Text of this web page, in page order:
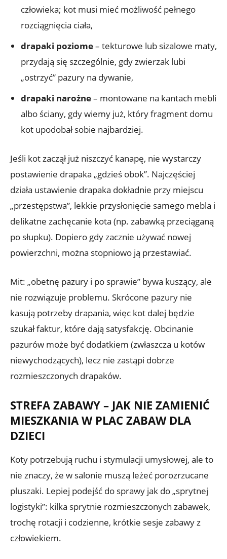
człowieka; kot musi mieć możliwość pełnego
rozciągnięcia ciała,
drapaki poziome– tekturowe lub sizalowe maty,
przydają się szczególnie, gdy zwierzak lubi
„ostrzyć” pazury na dywanie,
drapaki narożne– montowane na kantach mebli
albo ściany, gdy wiemy już, który fragment domu
kot upodobał sobie najbardziej.
Jeśli kot zaczął już niszczyć kanapę, nie wystarczy
postawienie drapaka „gdzieś obok”. Najczęściej
działa ustawienie drapaka dokładnie przy miejscu
„przestępstwa”, lekkie przysłonięcie samego mebla i
delikatne zachęcanie kota (np. zabawką przeciąganą
po słupku). Dopiero gdy zacznie używać nowej
powierzchni, można stopniowo ją przestawiać.
Mit: „obetnę pazury i po sprawie” bywa kuszący, ale
nie rozwiązuje problemu. Skrócone pazury nie
kasują potrzeby drapania, więc kot dalej będzie
szukał faktur, które dają satysfakcję. Obcinanie
pazurów może być dodatkiem (zwłaszcza u kotów
niewychodzących), lecz nie zastąpi dobrze
rozmieszczonych drapaków.
STREFA ZABAWY – JAK NIE ZAMIENIĆ
MIESZKANIA W PLAC ZABAW DLA
DZIECI
Koty potrzebują ruchu i stymulacji umysłowej, ale to
nie znaczy, że w salonie muszą leżeć porozrzucane
pluszaki. Lepiej podejść do sprawy jak do „sprytnej
logistyki”: kilka sprytnie rozmieszczonych zabawek,
trochę rotacji i codzienne, krótkie sesje zabawy z
człowiekiem.